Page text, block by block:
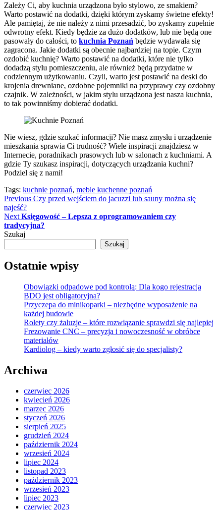
Zależy Ci, aby kuchnia urządzona było stylowo, ze smakiem?
Warto postawić na dodatki, dzięki którym zyskamy świetne efekty!
Ale pamiętaj, że nie należy z nimi przesadzić, bo zyskamy zupełnie
odwrotny efekt. Kiedy będzie za dużo dodatków, lub nie będą one
pasowały do całości, to kuchnia Poznań będzie wydawała się
zagracona. Jakie dodatki są obecnie najbardziej na topie. Czym
ozdobić kuchnię? Warto postawić na dodatki, które nie tylko
dodadzą stylu pomieszczeniu, ale również będą przydatne w
codziennym użytkowaniu. Czyli, warto jest postawić na deski do
krojenia drewniane, ozdobne pojemniki na przyprawy czy ozdobny
czajnik. W zależności, w jakim stylu urządzona jest nasza kuchnia,
to tak powinniśmy dobierać dodatki.
Nie wiesz, gdzie szukać informacji? Nie masz zmysłu i urządzenie
mieszkania sprawia Ci trudność? Wiele inspiracji znajdziesz w
Internecie, poradnikach prasowych lub w salonach z kuchniami. A
gdzie Ty szukasz inspiracji, dotyczących urządzania kuchni?
Podziel się z nami!
Tags: kuchnie poznań, meble kuchenne poznań
Continue
Reading
Previous Czy przed wejściem do jacuzzi lub sauny można się
najeść?
Next Księgowość – Lepsza z oprogramowaniem czy
tradycyjna?
Szukaj
Szukaj
Ostatnie wpisy
Obowiązki odpadowe pod kontrolą: Dla kogo rejestracja
BDO jest obligatoryjna?
Przyczepa do minikoparki – niezbędne wyposażenie na
każdej budowie
Rolety czy żaluzje – które rozwiązanie sprawdzi się najlepiej
Frezowanie CNC – precyzja i nowoczesność w obróbce
materiałów
Kardiolog – kiedy warto zgłosić się do specjalisty?
Archiwa
czerwiec 2026
kwiecień 2026
marzec 2026
styczeń 2026
sierpień 2025
grudzień 2024
październik 2024
wrzesień 2024
lipiec 2024
listopad 2023
październik 2023
wrzesień 2023
lipiec 2023
czerwiec 2023